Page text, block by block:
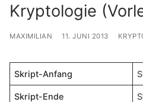
Kryptologie
MAXIMILIAN 11. JUNI 2013
Skript-Anfang
Skript-Ende